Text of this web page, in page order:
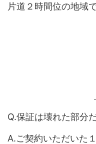
片道２時間位の地域
Q.保証は壊れた部分
A.ご契約いただいた